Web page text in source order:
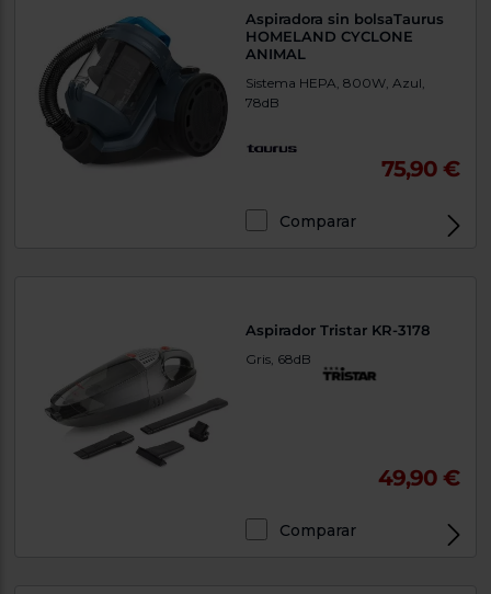
Aspiradora sin bolsaTaurus
HOMELAND CYCLONE
ANIMAL
Sistema HEPA, 800W, Azul,
78dB
75,90 €
Comparar
Aspirador Tristar KR-3178
Gris, 68dB
49,90 €
Comparar